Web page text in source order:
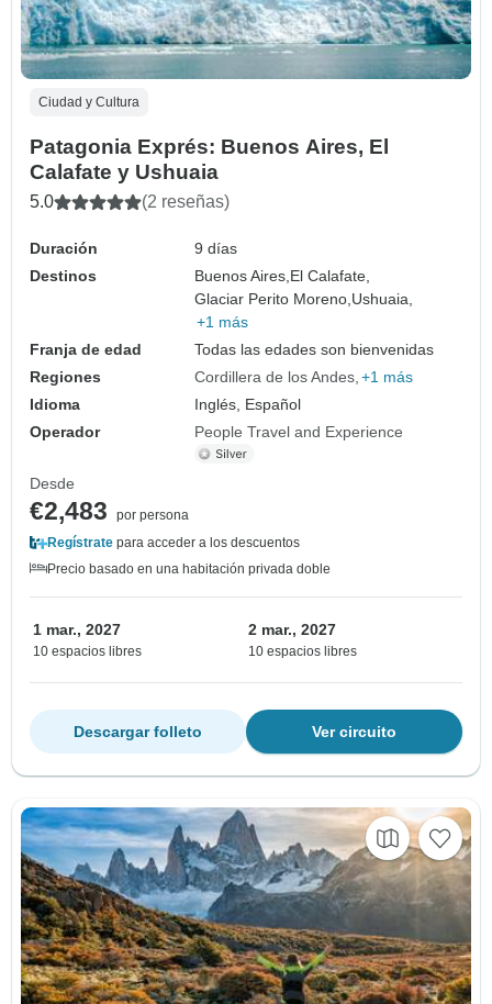
Ciudad y Cultura
Patagonia Exprés: Buenos Aires, El
Calafate y Ushuaia
5.0 (2 reseñas)
Duración
9 días
Destinos
Buenos Aires,El Calafate,
Glaciar Perito Moreno,Ushuaia,
+1 más
Franja de edad
Todas las edades son bienvenidas
Regiones
Cordillera de los Andes +1 más
Idioma
Inglés, Español
Operador
People Travel and Experience
Desde
€2,483
por persona
Regístrate para acceder a los descuentos
Precio basado en una habitación privada doble
1 mar., 2027
10 espacios libres
2 mar., 2027
10 espacios libres
Ver circuito
Descargar folleto